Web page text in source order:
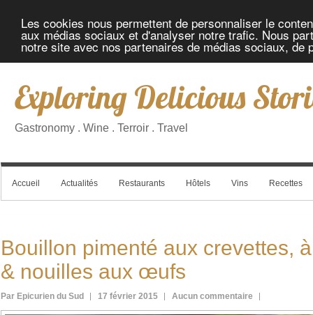
Les cookies nous permettent de personnaliser le
aux médias sociaux et d'analyser notre trafic. Nous
notre site avec nos partenaires de médias sociaux, de
Exploring Delicious
Gastronomy . Wine . Terroir . Travel
Accueil Actualités Restaurants Hôtels Vins Recettes
Bouillon pimenté aux crevettes,
& nouilles aux œufs
Par Epicurien du Sud 17 février 2015 Aucun commentaire